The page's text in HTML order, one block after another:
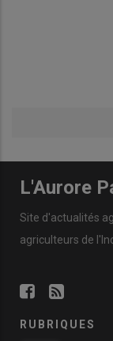
L'Aurore
Site d'actualités
agriculteurs de
RUBRIQUES